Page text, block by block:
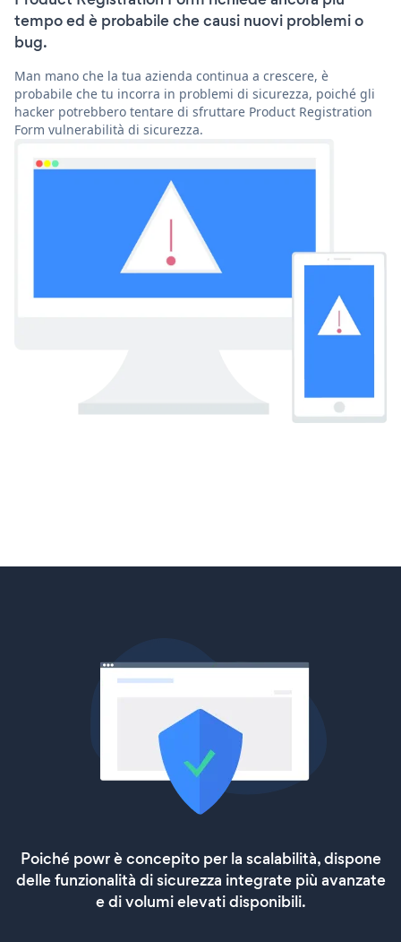
tempo ed è probabile che causi nuovi problemi o
bug.
Man mano che la tua azienda continua a crescere, è
probabile che tu incorra in problemi di sicurezza, poiché gli
hacker potrebbero tentare di sfruttare Product Registration
Form vulnerabilità di sicurezza.
Poiché powr è concepito per la scalabilità, dispone
delle funzionalità di sicurezza integrate più avanzate
e di volumi elevati disponibili.